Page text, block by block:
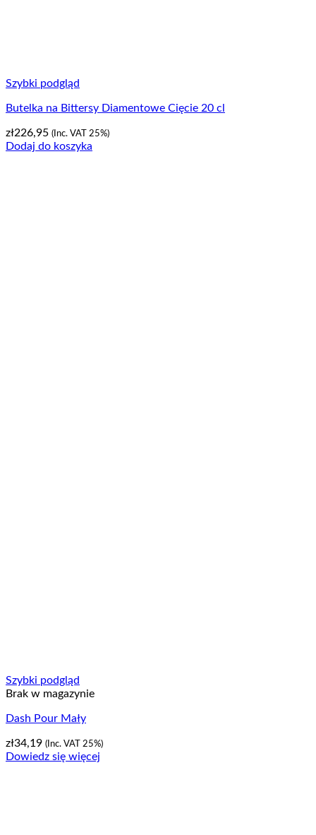
Szybki podgląd
Butelka na Bittersy Diamentowe Cięcie 20 cl
zł226,95 (Inc. VAT 25%)
Dodaj do koszyka
Szybki podgląd
Brak w magazynie
Dash Pour Mały
zł34,19 (Inc. VAT 25%)
Dowiedz się więcej